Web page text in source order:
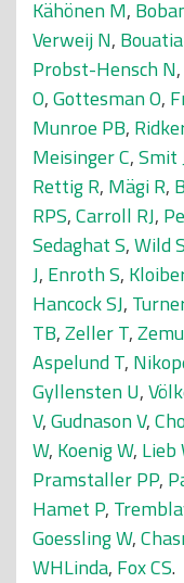
Kähönen M,
Verweij N,
Probst-Hensch N,
O,Gottesman O,
Munroe PB,
Meisinger C,Smit
Rettig R, Mägi R,
RPS,Carroll RJ,
Sedaghat S,Wild
J, Enroth S,
Hancock SJ,
TB,Zeller T,
Aspelund T,
Gyllensten U,
V,Gudnason V,
W, Koenig W, Lieb
Pramstaller PP,
Hamet P,
Goessling W,
WHLinda, Fox CS.